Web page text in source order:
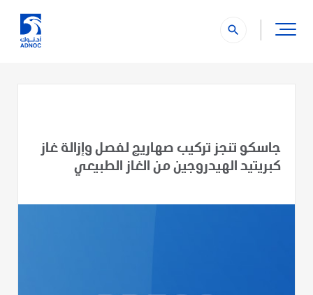
search
جاسكو تنجز تركيب صهاريج لفصل وإزالة غاز
كبريتيد الهيدروجين من الغاز الطبيعي